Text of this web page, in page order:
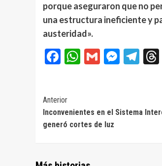
porque aseguraron que no
una estructura ineficiente y
austeridad».
Facebook
WhatsApp
Gmail
Navegación
de
entradas
Anterior
Inconvenientes en el Sistema
generó cortes de luz